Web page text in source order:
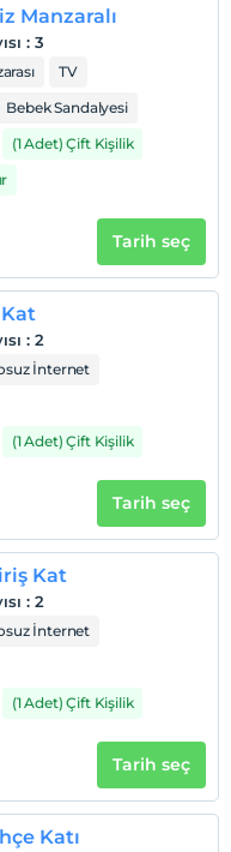
Manzaralı
: 3
TV
Bebek Sandalyesi
(1 Adet) Çift Kişilik
Tarih seç
: 2
İnternet
(1 Adet) Çift Kişilik
Tarih seç
Kat
: 2
İnternet
(1 Adet) Çift Kişilik
Tarih seç
Katı